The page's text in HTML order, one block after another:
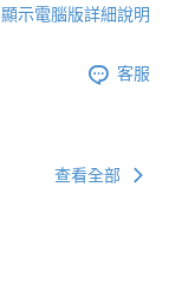
顯示電腦版詳細說明
客服
查看全部